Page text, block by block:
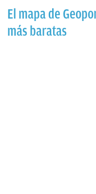
El mapa de
más baratas